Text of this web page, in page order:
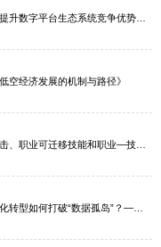
空经济发展的机制与路径》